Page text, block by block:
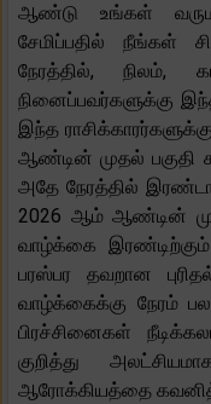
ஆண்டு உங்கள்
சேமிப்பதில் நீங்கள்
நேரத்தில், நிலம்,
நினைப்பவர்களுக்கு
இந்த
ஆண்டின் முதல் பகுதி
அதே நேரத்தில்
2026 ஆம் ஆண்டின்
வாழ்க்கை
பரஸ்பர தவறான
வாழ்க்கைக்கு நேரம்
பிரச்சினைகள்
குறித்து
ஆரோக்கியத்தை